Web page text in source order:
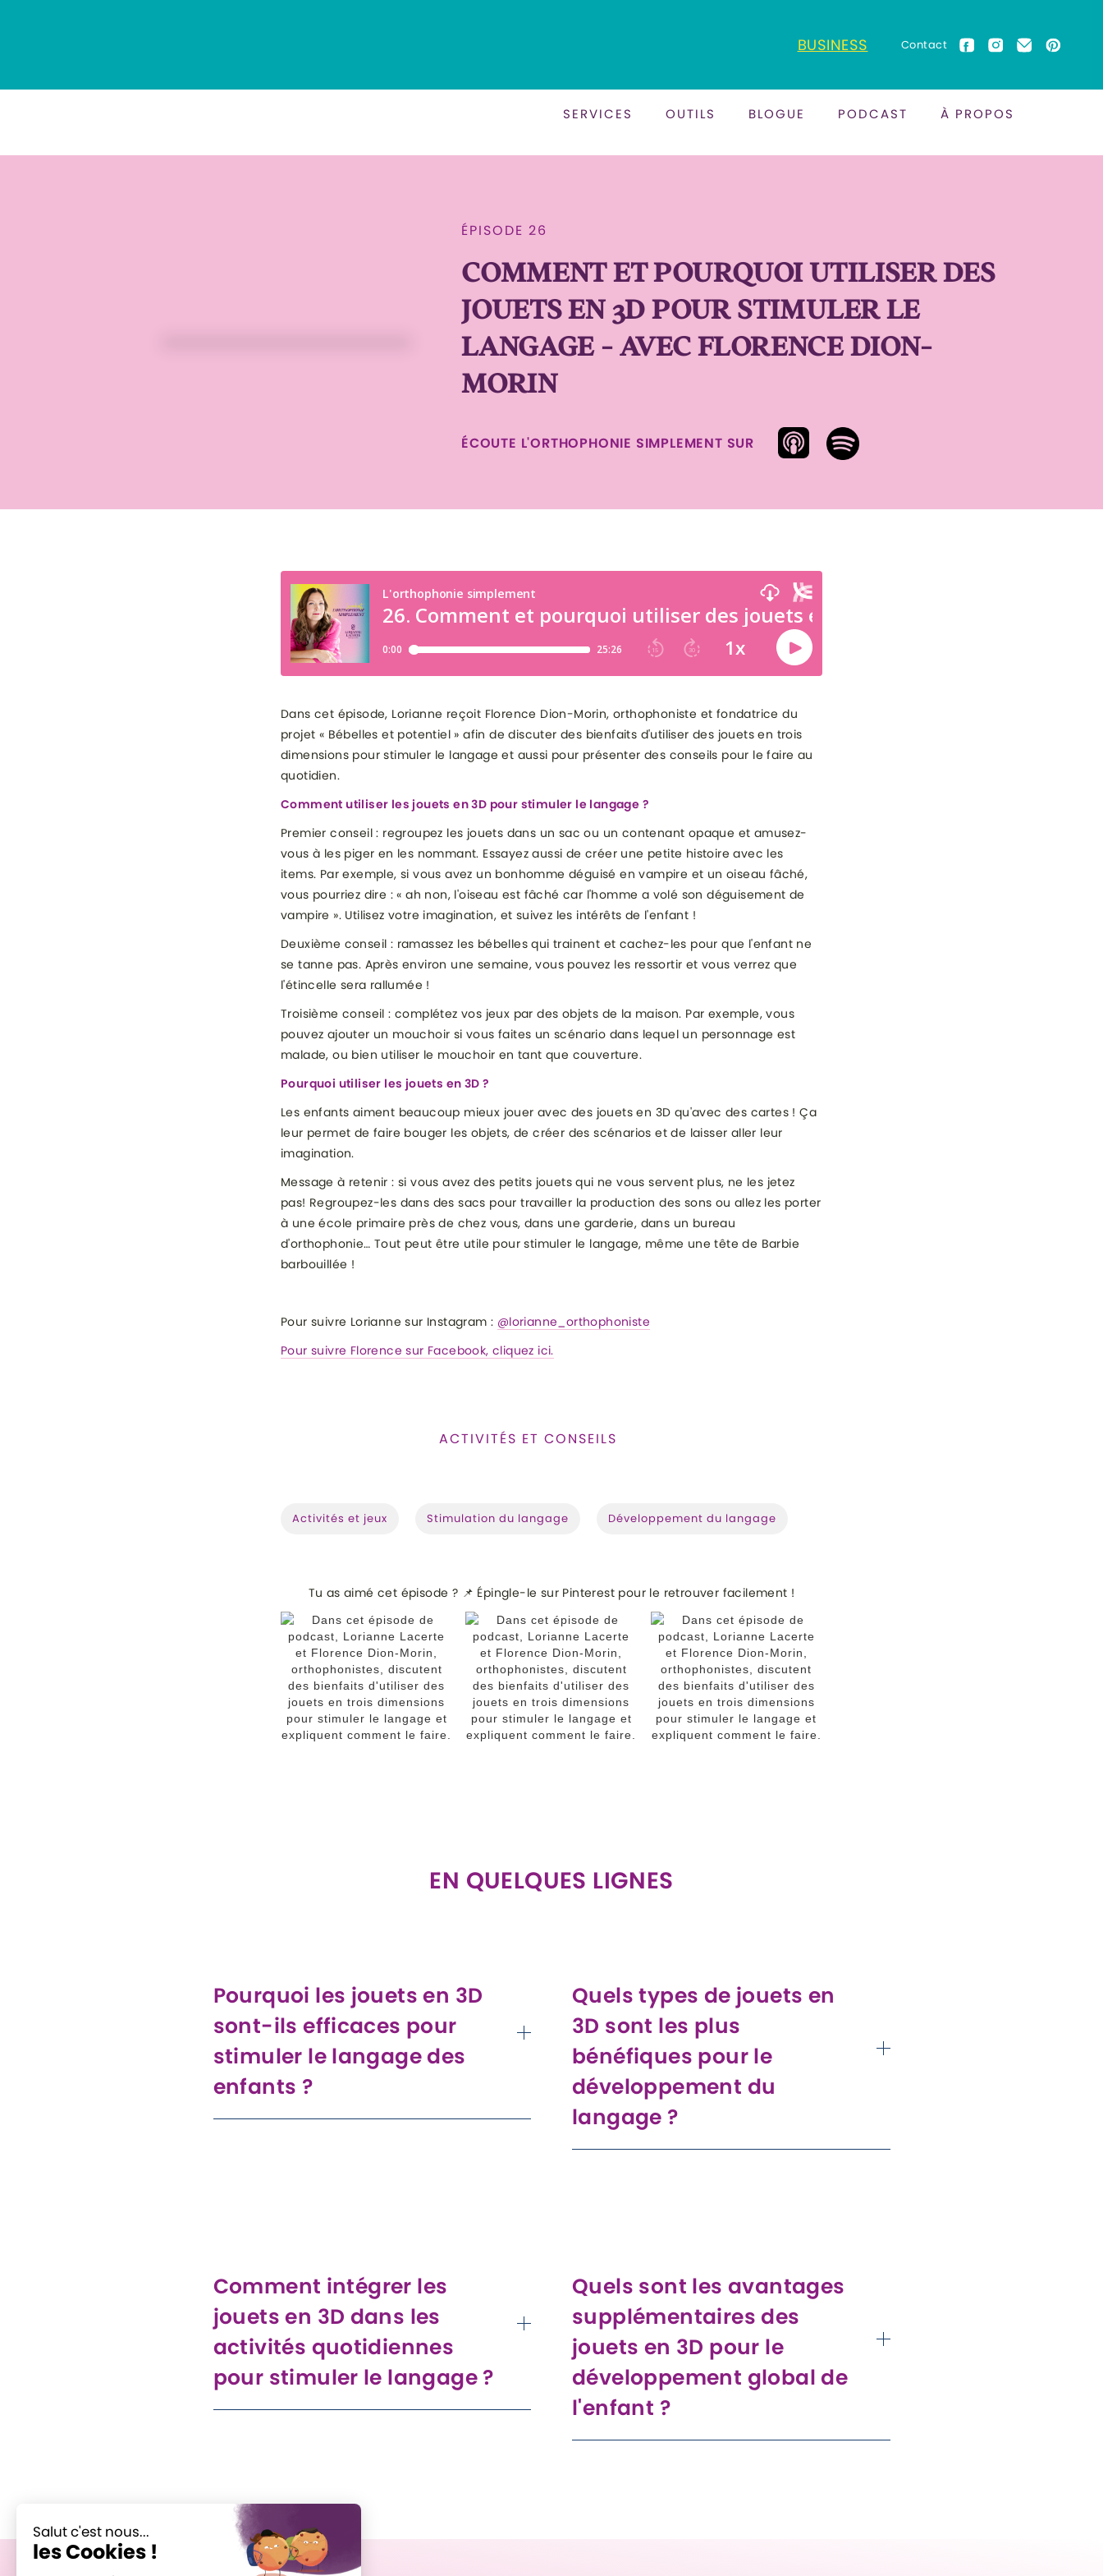
BUSINESS Contact
SERVICES OUTILS BLOGUE PODCAST À PROPOS
ÉPISODE 26
COMMENT ET POURQUOI UTILISER DES
JOUETS EN 3D POUR STIMULER LE
LANGAGE - AVEC FLORENCE DION-
MORIN
ÉCOUTE L'ORTHOPHONIE SIMPLEMENT SUR
Dans cet épisode, Lorianne reçoit Florence Dion-Morin, orthophoniste et fondatrice du
projet « Bébelles et potentiel » afin de discuter des bienfaits d'utiliser des jouets en trois
dimensions pour stimuler le langage et aussi pour présenter des conseils pour le faire au
quotidien.
Comment utiliser les jouets en 3D pour stimuler le langage ?
Premier conseil : regroupez les jouets dans un sac ou un contenant opaque et amusez-
vous à les piger en les nommant. Essayez aussi de créer une petite histoire avec les
items. Par exemple, si vous avez un bonhomme déguisé en vampire et un oiseau fâché,
vous pourriez dire : « ah non, l'oiseau est fâché car l'homme a volé son déguisement de
vampire ». Utilisez votre imagination, et suivez les intérêts de l'enfant !
Deuxième conseil : ramassez les bébelles qui trainent et cachez-les pour que l'enfant ne
se tanne pas. Après environ une semaine, vous pouvez les ressortir et vous verrez que
l'étincelle sera rallumée !
Troisième conseil : complétez vos jeux par des objets de la maison. Par exemple, vous
pouvez ajouter un mouchoir si vous faites un scénario dans lequel un personnage est
malade, ou bien utiliser le mouchoir en tant que couverture.
Pourquoi utiliser les jouets en 3D ?
Les enfants aiment beaucoup mieux jouer avec des jouets en 3D qu'avec des cartes ! Ça
leur permet de faire bouger les objets, de créer des scénarios et de laisser aller leur
imagination.
​Message à retenir : si vous avez des petits jouets qui ne vous servent plus, ne les jetez
pas! Regroupez-les dans des sacs pour travailler la production des sons ou allez les porter
à une école primaire près de chez vous, dans une garderie, dans un bureau
d'orthophonie… Tout peut être utile pour stimuler le langage, même une tête de Barbie
barbouillée !
Pour suivre Lorianne sur Instagram : @lorianne_orthophoniste
Pour suivre Florence sur Facebook, cliquez ici.
ACTIVITÉS ET CONSEILS
Activités et jeux Stimulation du langage Développement du langage
Tu as aimé cet épisode ? 📌 Épingle-le sur Pinterest pour le retrouver facilement !
EN QUELQUES LIGNES
Pourquoi les jouets en 3D
sont-ils efficaces pour
stimuler le langage des
enfants ?
Quels types de jouets en
3D sont les plus
bénéfiques pour le
développement du
langage ?
Comment intégrer les
jouets en 3D dans les
activités quotidiennes
pour stimuler le langage ?
compréhension.
Quels sont les avantages
supplémentaires des
jouets en 3D pour le
développement global de
l'enfant ?